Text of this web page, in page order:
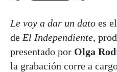
Le voy a dar un dato es
de El Independiente,
presentado por Olga
la grabación corre a